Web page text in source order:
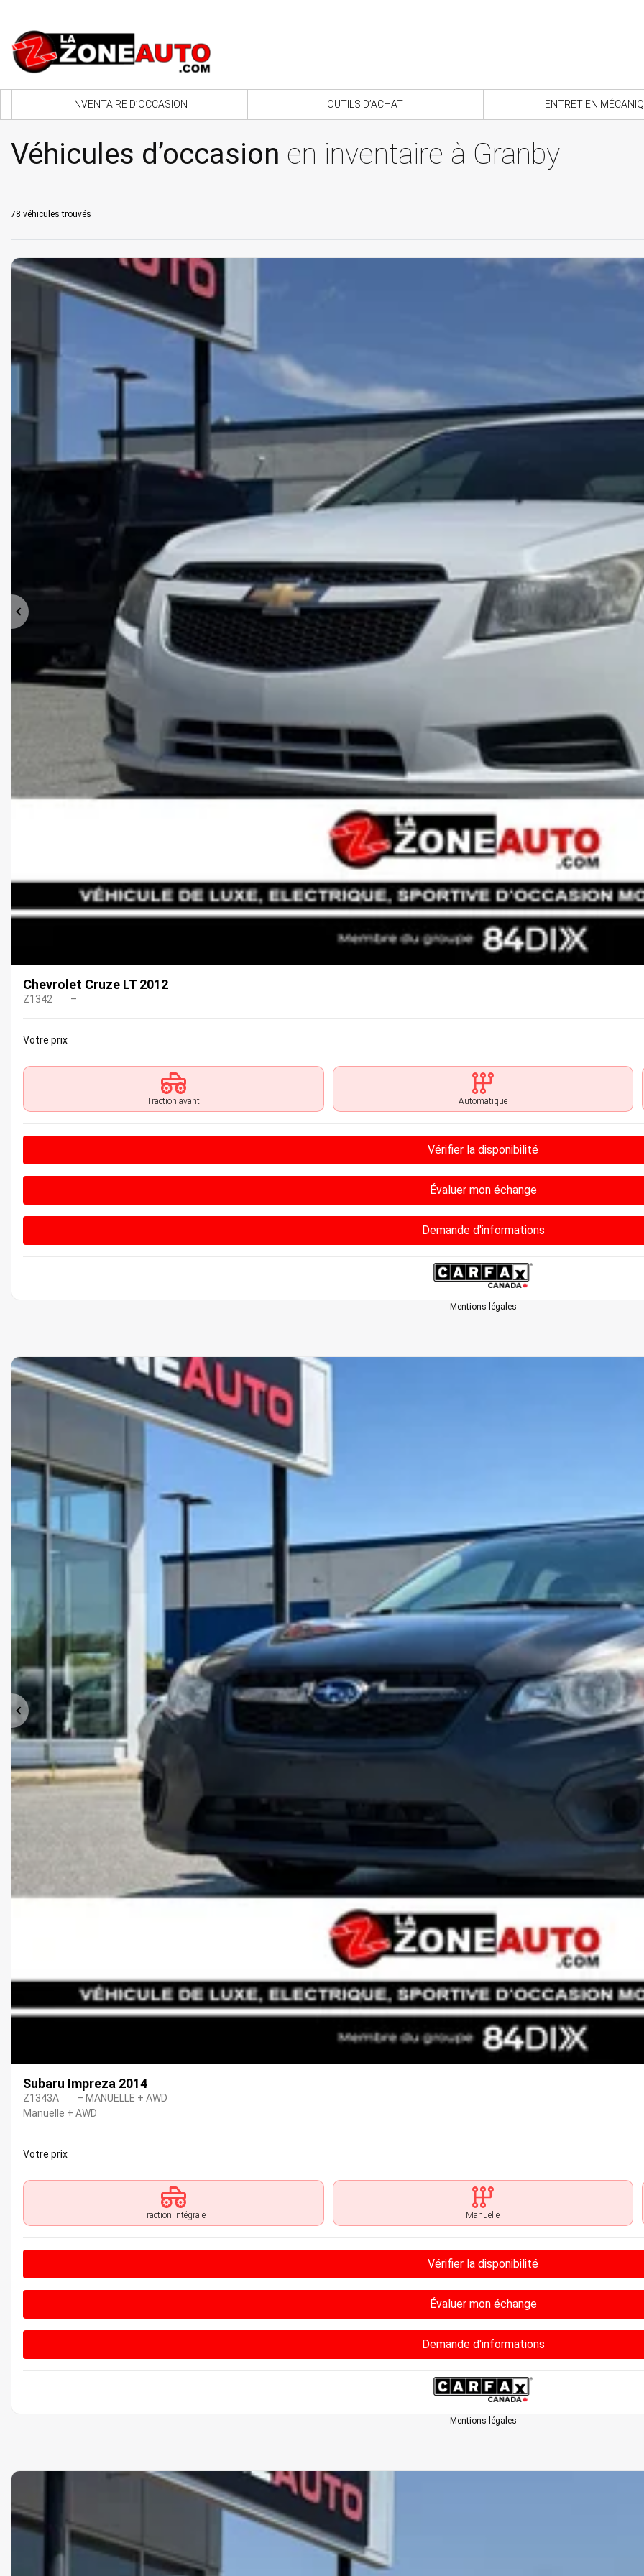
INVENTAIRE D’OCCASION OUTILS D’ACHAT ENTRETIEN
Véhicules d’occasion en inventaire à Granby
78 véhicules trouvés
Précédent
Chevrolet Cruze LT 2012
Z1342 –
Votre prix
Traction avant Automatique
Vérifier la disponibilité
Évaluer mon échange
Demande d'informations
Mentions légales
Précédent
Subaru Impreza 2014
Z1343A
– MANUELLE + AWD
Manuelle + AWD
Votre prix
Traction intégrale Manuelle
Vérifier la disponibilité
Évaluer mon échange
Demande d'informations
Mentions légales